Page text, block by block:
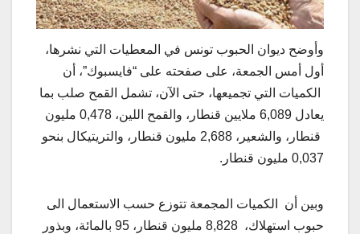
وأوضح ديوان الحبوب تونس في المعطيات التي نشرها،
أول أمس الجمعة، على صفحته على “فايسبوك”، أن
الكميات التي تجميعها، حتى الآن، تشمل القمح صلب بما
يعادل 6,089 ملايين قنطار، والقمح اللين، 0,478 مليون
قنطار، والشعير، 2,688 مليون قنطار، والتريتيكال بنحو
0,037 مليون قنطار.
وبين أن الكميات المجمعة تتوزع حسب الاستعمال الى
حبوب استهلاك، 8,828 مليون قنطار، 95 بالمائة، وبذور